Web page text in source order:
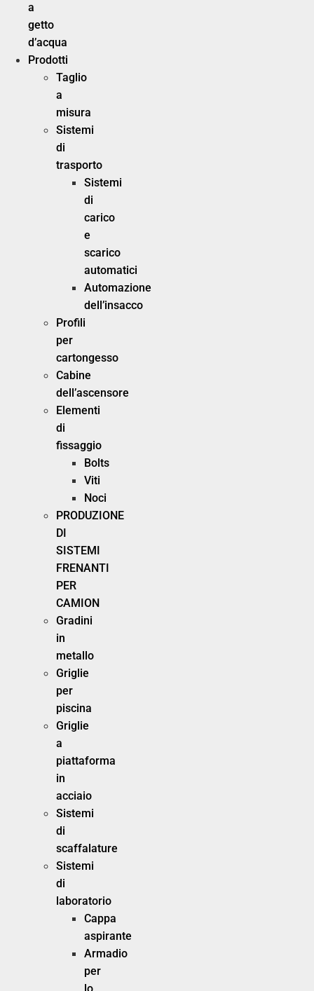
a
getto
d’acqua
Prodotti
Taglio
a
misura
Sistemi
di
trasporto
Sistemi
di
carico
e
scarico
automatici
Automazione
dell’insacco
Profili
per
cartongesso
Cabine
dell’ascensore
Elementi
di
fissaggio
Bolts
Viti
Noci
PRODUZIONE
DI
SISTEMI
FRENANTI
PER
CAMION
Gradini
in
metallo
Griglie
per
piscina
Griglie
a
piattaforma
in
acciaio
Sistemi
di
scaffalature
Sistemi
di
laboratorio
Cappa
aspirante
Armadio
per